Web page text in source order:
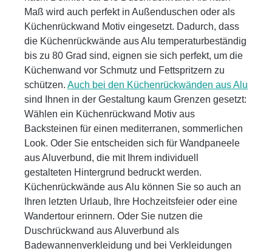
Maß wird auch perfekt in Außenduschen oder als
Küchenrückwand Motiv eingesetzt. Dadurch, dass
die Küchenrückwände aus Alu temperaturbeständig
bis zu 80 Grad sind, eignen sie sich perfekt, um die
Küchenwand vor Schmutz und Fettspritzern zu
schützen. Auch bei den Küchenrückwänden aus Alu
sind Ihnen in der Gestaltung kaum Grenzen gesetzt:
Wählen ein Küchenrückwand Motiv aus
Backsteinen für einen mediterranen, sommerlichen
Look. Oder Sie entscheiden sich für Wandpaneele
aus Aluverbund, die mit Ihrem individuell
gestalteten Hintergrund bedruckt werden.
Küchenrückwände aus Alu können Sie so auch an
Ihren letzten Urlaub, Ihre Hochzeitsfeier oder eine
Wandertour erinnern. Oder Sie nutzen die
Duschrückwand aus Aluverbund als
Badewannenverkleidung und bei Verkleidungen